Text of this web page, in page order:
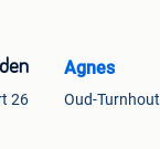
26
Agnes
Oud-Turnhout